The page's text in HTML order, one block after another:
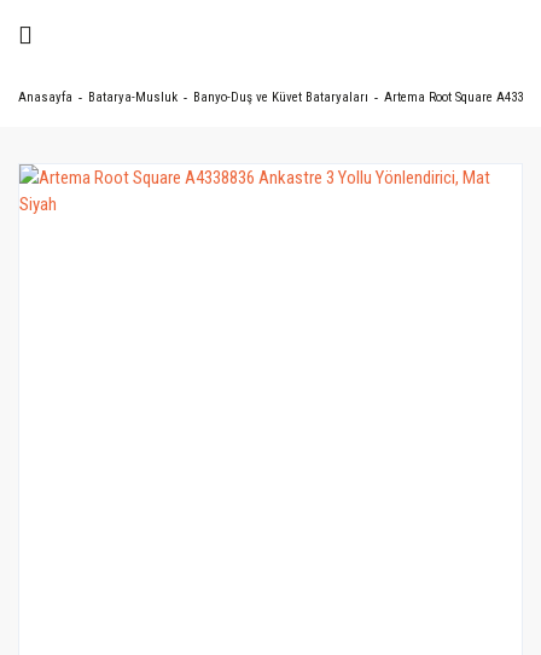
Anasayfa Batarya-Musluk Banyo-Duş ve Küvet Bataryaları Artema Root Square